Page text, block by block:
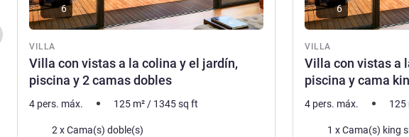
Anterior - Villa
VILLA
Villa con vistas a la colina y el jardín,
piscina y 2 camas dobles
6
4 pers. máx. 125 m² / 1345sq ft
Ropa de cama
2 x Cama(s) doble(s)
VILLA
Villa con vistas a
piscina y cama
6
4 pers. máx. 125
Ropa de cama
1 x Cama(s) king